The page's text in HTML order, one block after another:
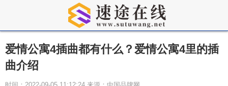
爱情公寓4插曲都有什么？爱情公寓4里的插
曲介绍